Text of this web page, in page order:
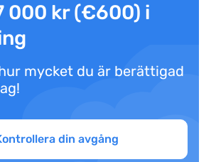
000 kr (€600) i
mycket du är berättigad
din avgång